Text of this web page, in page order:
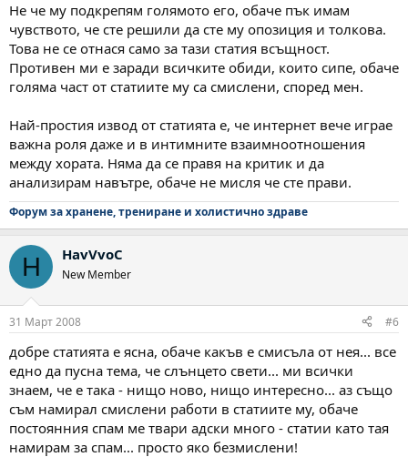
Не че му подкрепям голямото его, обаче пък имам
чувството, че сте решили да сте му опозиция и толкова.
Това не се отнася само за тази статия всъщност.
Противен ми е заради всичките обиди, които сипе, обаче
голяма част от статиите му са смислени, според мен.
Най-простия извод от статията е, че интернет вече играе
важна роля даже и в интимните взаимноотношения
между хората. Няма да се правя на критик и да
анализирам навътре, обаче не мисля че сте прави.
Форум за хранене, трениране и холистично здраве
H HavVvoC
New Member
31 Март 2008 #6
добре статията е ясна, обаче какъв е смисъла от нея... все
едно да пусна тема, че слънцето свети... ми всички
знаем, че е така - нищо ново, нищо интересно... аз също
съм намирал смислени работи в статиите му, обаче
постоянния спам ме твари адски много - статии като тая
намирам за спам... просто яко безмислени!